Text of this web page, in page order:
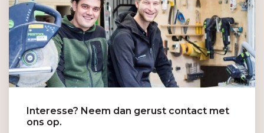
Interesse? Neem dan gerust contact met
ons op.